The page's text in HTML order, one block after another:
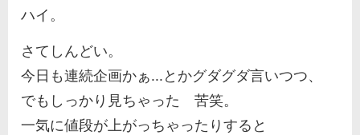
ハイ。
さてしんどい。
今日も連続企画かぁ...とかグダグダ言いつつ、
でもしっかり見ちゃった 苦笑。
一気に値段が上がっちゃったりすると